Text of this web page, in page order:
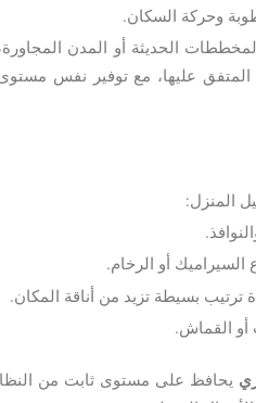
وحركة السكان.
الحديثة أو المدن المجاورة،
عليها، مع توفير نفس مستوى
المنزل:
أو الرخام.
بسيطة تزيد من أناقة المكان.
أو القماش.
يحافظ على مستوى ثابت من